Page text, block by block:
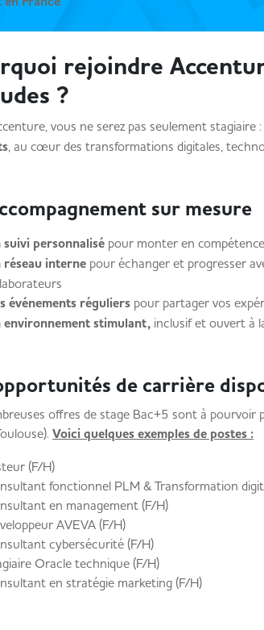
rejoindre
?
vous ne serez pas seulement stagiaire
, au cœur des transformations digitales,
sur mesure
suivi personnalisépour monter en
réseau internepour échanger et progresser
événements réguliers pour partager vos
environnement stimulant,inclusif et ouvert à
de carrière
offres de stage Bac+5 sont à pourvoir
Voici quelques exemples de postes :
(F/H)
fonctionnel PLM & Transformation
en management (F/H)
AVEVA (F/H)
cybersécurité (F/H)
Oracle technique (F/H)
en stratégie marketing (F/H)